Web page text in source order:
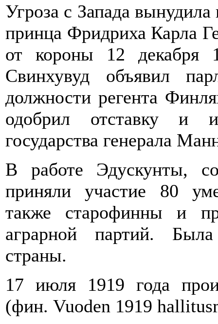
Угроза с Запада
принца Фридриха Карла
от короны 12 декабря
Свинхувуд объявил
должности регента
одобрил отставку и
государства генерала
В работе Эдускунты,
приняли участие 80
также старофинны и
аграрной партий.
страны.
17 июля 1919 года
(фин. Vuoden 1919